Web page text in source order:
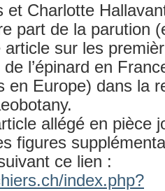
et Charlotte
part de la parution
sur les
l’épinard en
en Europe) dans la
allégé en pièce
figures
ce lien :
index.php?